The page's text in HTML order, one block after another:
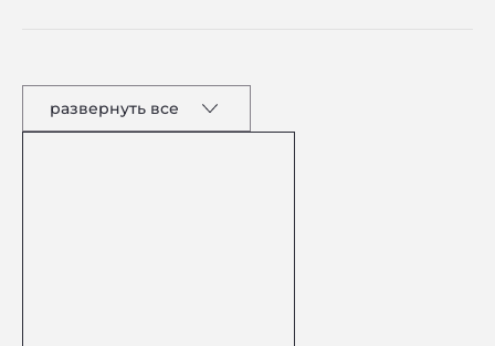
развернуть все